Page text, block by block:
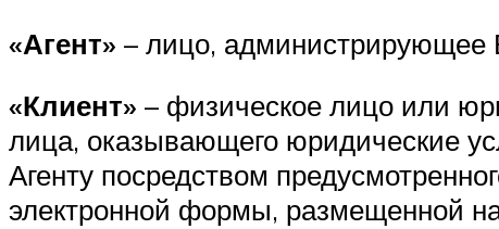
«Агент» – лицо, администрирующее
«Клиент» – физическое лицо или
лица, оказывающего юридические
Агенту посредством
электронной формы, размещенной